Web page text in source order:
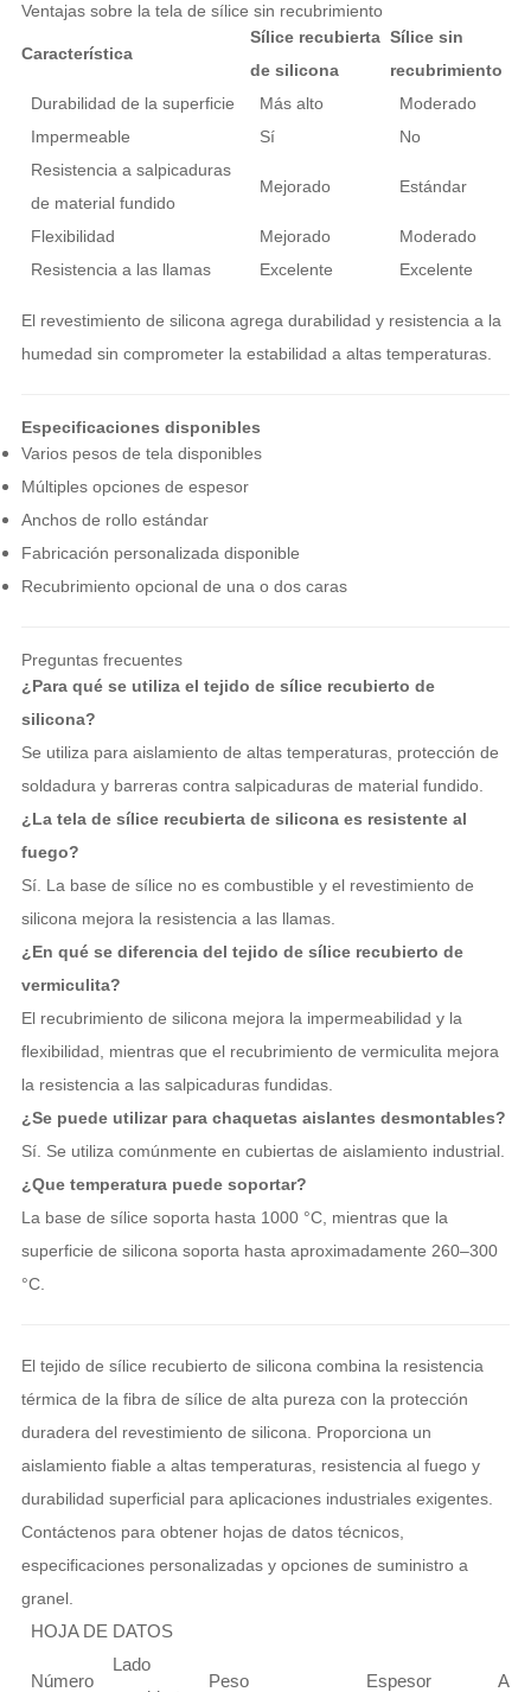
Ventajas sobre la tela de sílice sin recubrimiento
Característica
Sílice recubierta
de silicona
Sílice sin
recubrimiento
Durabilidad de la superficie
Más alto
Moderado
Impermeable
Sí
No
Resistencia a salpicaduras
de material fundido
Mejorado Estándar
Flexibilidad Mejorado
Moderado
Resistencia a las llamas
Excelente Excelente
El revestimiento de silicona agrega durabilidad y resistencia a la
humedad sin comprometer la estabilidad a altas temperaturas.
Especificaciones disponibles
Varios pesos de tela disponibles
Múltiples opciones de espesor
Anchos de rollo estándar
Fabricación personalizada disponible
Recubrimiento opcional de una o dos caras
Preguntas frecuentes
¿Para qué se utiliza el tejido de sílice recubierto de
silicona?
Se utiliza para aislamiento de altas temperaturas, protección de
soldadura y barreras contra salpicaduras de material fundido.
¿La tela de sílice recubierta de silicona es resistente al
fuego?
Sí. La base de sílice no es combustible y el revestimiento de
silicona mejora la resistencia a las llamas.
¿En qué se diferencia del tejido de sílice recubierto de
vermiculita?
El recubrimiento de silicona mejora la impermeabilidad y la
flexibilidad, mientras que el recubrimiento de vermiculita mejora
la resistencia a las salpicaduras fundidas.
¿Se puede utilizar para chaquetas aislantes desmontables?
Sí. Se utiliza comúnmente en cubiertas de aislamiento industrial.
¿Que temperatura puede soportar?
La base de sílice soporta hasta 1000 °C, mientras que la
superficie de silicona soporta hasta aproximadamente 260–300
°C.
El tejido de sílice recubierto de silicona combina la resistencia
térmica de la fibra de sílice de alta pureza con la protección
duradera del revestimiento de silicona. Proporciona un
aislamiento fiable a altas temperaturas, resistencia al fuego y
durabilidad superficial para aplicaciones industriales exigentes.
Contáctenos para obtener hojas de datos técnicos,
especificaciones personalizadas y opciones de suministro a
granel.
HOJA DE DATOS
Número
Lado
Peso Espesor